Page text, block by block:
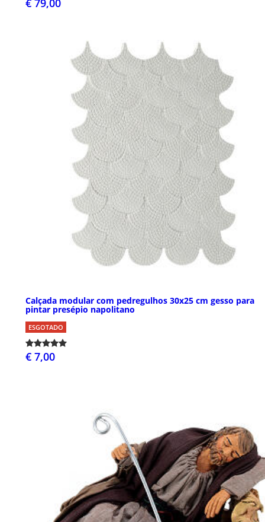
€ 79,00
Calçada modular com pedregulhos 30x25 cm gesso para
pintar presépio napolitano
ESGOTADO
€ 7,00